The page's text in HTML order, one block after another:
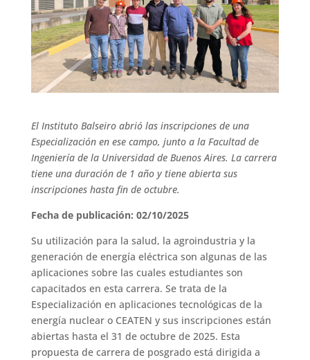
El Instituto Balseiro abrió las inscripciones de una
Especialización en ese campo, junto a la Facultad de
Ingeniería de la Universidad de Buenos Aires. La carrera
tiene una duración de 1 año y tiene abierta sus
inscripciones hasta fin de octubre.
Fecha de publicación: 02/10/2025
Su utilización para la salud, la agroindustria y la
generación de energía eléctrica son algunas de las
aplicaciones sobre las cuales estudiantes son
capacitados en esta carrera. Se trata de la
Especialización en aplicaciones tecnológicas de la
energía nuclear o CEATEN y sus inscripciones están
abiertas hasta el 31 de octubre de 2025. Esta
propuesta de carrera de posgrado está dirigida a